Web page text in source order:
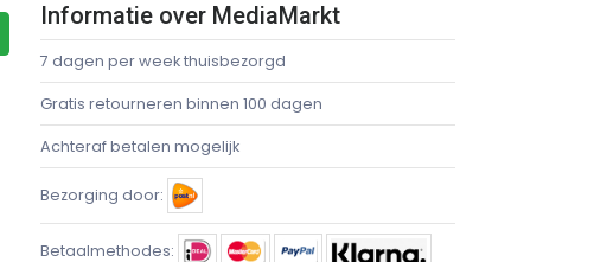
Informatie over MediaMarkt
7 dagen per week thuisbezorgd
Gratis retourneren binnen 100 dagen
Achteraf betalen mogelijk
Bezorging door:
Betaalmethodes: